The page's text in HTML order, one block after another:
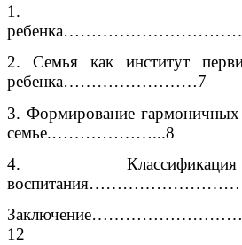
1.
2. Семья как институт
ребенка……………………7
3. Формирование
семье.………………...8
4.
12